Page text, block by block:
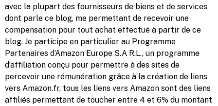
avec la plupart des fournisseurs de biens et de services
dont parle ce blog, me permettant de recevoir une
compensation pour tout achat effectué à partir de ce
blog. Je participe en particulier au Programme
Partenaires d’Amazon Europe S.A R.L., un programme
d’affiliation conçu pour permettre à des sites de
percevoir une rémunération grâce à la création de liens
vers Amazon.fr, tous les liens vers Amazon sont des liens
affiliés permettant de toucher entre 4 et 6% du montant